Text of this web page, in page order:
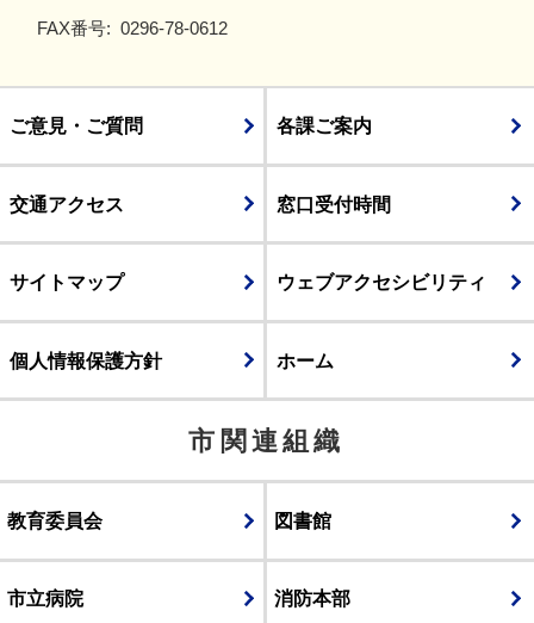
FAX番号: 0296-78-0612
ご意見・ご質問 各課ご案内
交通アクセス 窓口受付時間
サイトマップ ウェブアクセシビリティ
個人情報保護方針 ホーム
市関連組織
教育委員会 図書館
市立病院 消防本部